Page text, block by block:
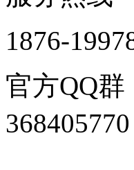
1876-
官方QQ群